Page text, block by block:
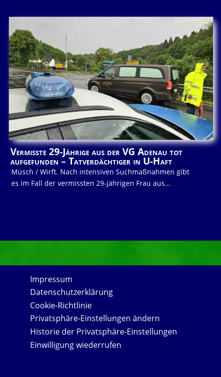
Vermisste 29-Jährige aus der VG Adenau tot
aufgefunden – Tatverdächtiger in U-Haft
Müsch / Wirft. Nach intensiven Suchmaßnahmen gibt
es im Fall der vermissten 29-jährigen Frau aus...
Impressum
Datenschutzerklärung
Cookie-Richtlinie
Privatsphäre-Einstellungen ändern
Historie der Privatsphäre-Einstellungen
Einwilligung wiederrufen